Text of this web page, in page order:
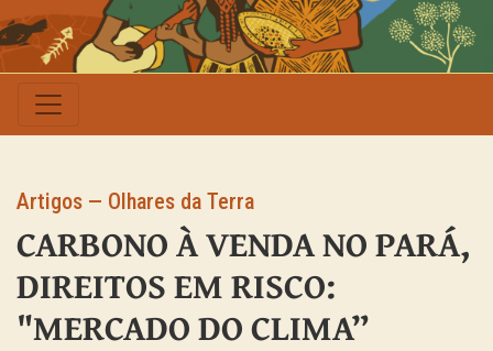
Artigos — Olhares da Terra
CARBONO À VENDA NO PARÁ,
DIREITOS EM RISCO:
"MERCADO DO CLIMA”